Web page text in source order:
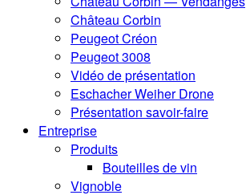
Château Corbin
Peugeot Créon
Peugeot 3008
Vidéo de présentation
Eschacher Weiher Drone
Présentation savoir-faire
Entreprise
Produits
Bouteilles de vin
Vignoble